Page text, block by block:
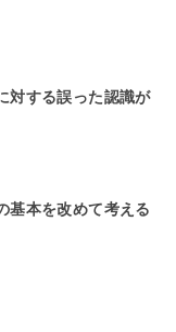
対する誤った認識が
基本を改めて考える